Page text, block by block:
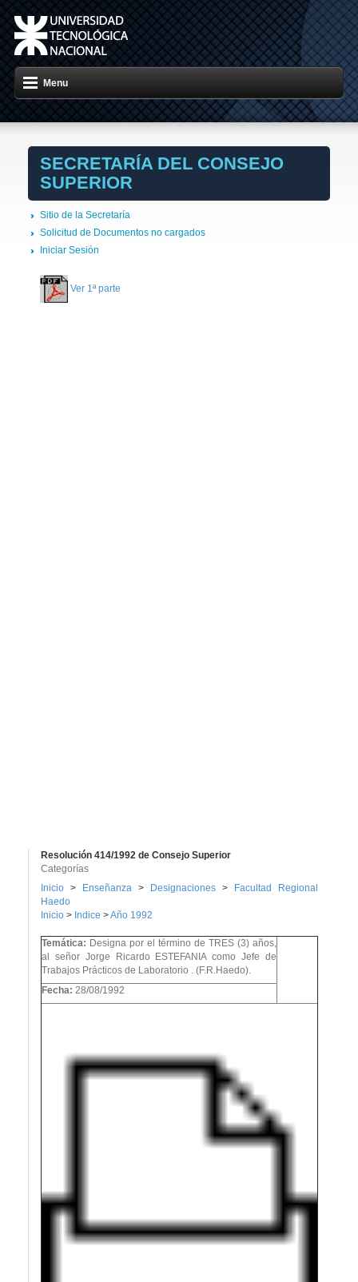
Menu
SECRETARÍA DEL CONSEJO
SUPERIOR
Sitio de la Secretaría
Solicitud de Documentos no cargados
Iniciar Sesión
Ver 1ª parte
Resolución 414/1992 de Consejo Superior
Categorías
Inicio > Enseñanza > Designaciones >
Facultad Regional
Haedo
Inicio > Indice >Año 1992
Temática: Designa por el término de TRES (3) años,
al señor Jorge Ricardo ESTEFANIA como Jefe de
Trabajos Prácticos de Laboratorio . (F.R.Haedo).
Fecha: 28/08/1992